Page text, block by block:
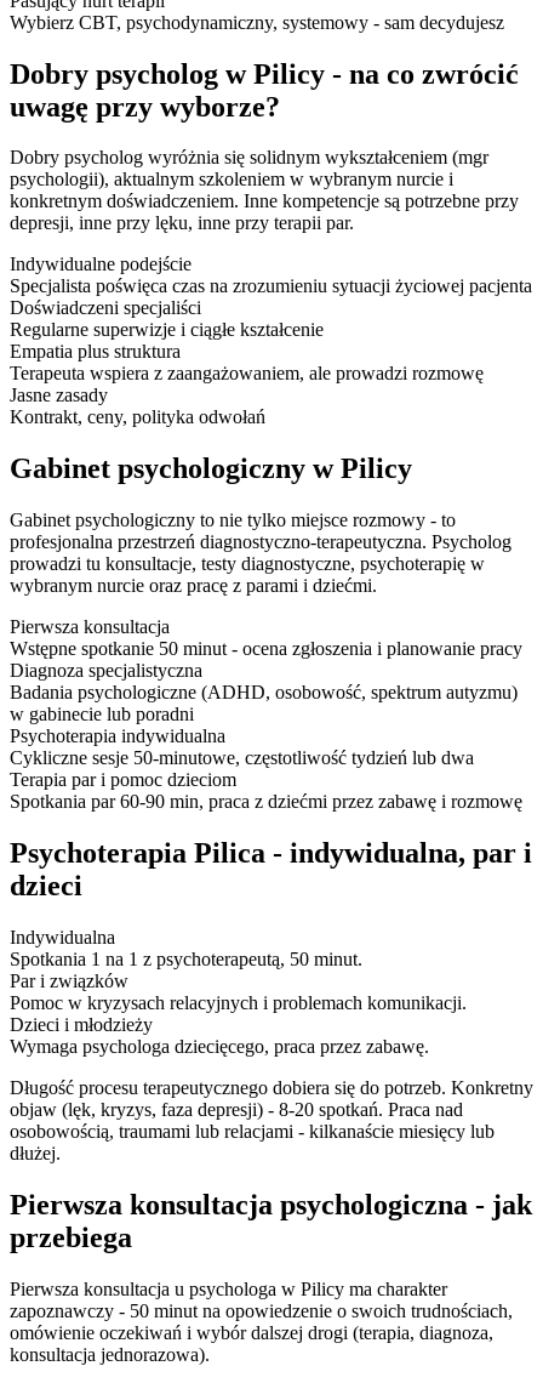
Wybierz CBT, psychodynamiczny, systemowy - sam decydujesz
Dobry psycholog w Pilicy - na co zwrócić
uwagę przy wyborze?
Dobry psycholog wyróżnia się solidnym wykształceniem (mgr
psychologii), aktualnym szkoleniem w wybranym nurcie i
konkretnym doświadczeniem. Inne kompetencje są potrzebne przy
depresji, inne przy lęku, inne przy terapii par.
Indywidualne podejście
Specjalista poświęca czas na zrozumieniu sytuacji życiowej pacjenta
Doświadczeni specjaliści
Regularne superwizje i ciągłe kształcenie
Empatia plus struktura
Terapeuta wspiera z zaangażowaniem, ale prowadzi rozmowę
Jasne zasady
Kontrakt, ceny, polityka odwołań
Gabinet psychologiczny w Pilicy
Gabinet psychologiczny to nie tylko miejsce rozmowy - to
profesjonalna przestrzeń diagnostyczno-terapeutyczna. Psycholog
prowadzi tu konsultacje, testy diagnostyczne, psychoterapię w
wybranym nurcie oraz pracę z parami i dziećmi.
Pierwsza konsultacja
Wstępne spotkanie 50 minut - ocena zgłoszenia i planowanie pracy
Diagnoza specjalistyczna
Badania psychologiczne (ADHD, osobowość, spektrum autyzmu)
w gabinecie lub poradni
Psychoterapia indywidualna
Cykliczne sesje 50-minutowe, częstotliwość tydzień lub dwa
Terapia par i pomoc dzieciom
Spotkania par 60-90 min, praca z dziećmi przez zabawę i rozmowę
Psychoterapia Pilica - indywidualna, par i
dzieci
Indywidualna
Spotkania 1 na 1 z psychoterapeutą, 50 minut.
Par i związków
Pomoc w kryzysach relacyjnych i problemach komunikacji.
Dzieci i młodzieży
Wymaga psychologa dziecięcego, praca przez zabawę.
Długość procesu terapeutycznego dobiera się do potrzeb. Konkretny
objaw (lęk, kryzys, faza depresji) - 8-20 spotkań. Praca nad
osobowością, traumami lub relacjami - kilkanaście miesięcy lub
dłużej.
Pierwsza konsultacja psychologiczna - jak
przebiega
Pierwsza konsultacja u psychologa w Pilicy ma charakter
zapoznawczy - 50 minut na opowiedzenie o swoich trudnościach,
omówienie oczekiwań i wybór dalszej drogi (terapia, diagnoza,
konsultacja jednorazowa).